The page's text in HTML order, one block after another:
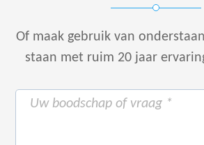
Of maak gebruik van
staan met ruim 20 jaar